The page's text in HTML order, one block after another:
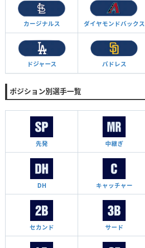
カージナルス ダイヤモンドバックス
ドジャース パドレス
ポジション別選手一覧
先発 中継ぎ
DH キャッチャー
セカンド サード